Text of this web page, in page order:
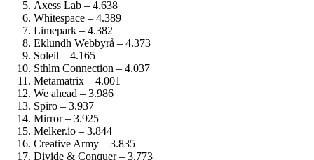
Axess Lab – 4.638
Whitespace – 4.389
Limepark – 4.382
Eklundh Webbyrå – 4.373
Soleil – 4.165
Sthlm Connection – 4.037
Metamatrix – 4.001
We ahead – 3.986
Spiro – 3.937
Mirror – 3.925
Melker.io – 3.844
Creative Army – 3.835
Divide & Conquer – 3.773